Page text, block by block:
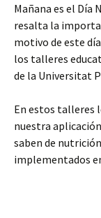
Mañana es el Día
resalta la
motivo de este
los talleres
de la Universitat
En estos talleres
nuestra
saben de
implementados